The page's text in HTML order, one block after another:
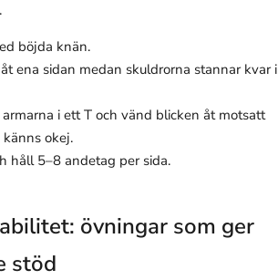
böjda knän.
ena sidan medan skuldrorna stannar kvar i
i ett T och vänd blicken åt motsatt
okej.
håll 5–8 andetag per sida.
övningar som ger
stöd